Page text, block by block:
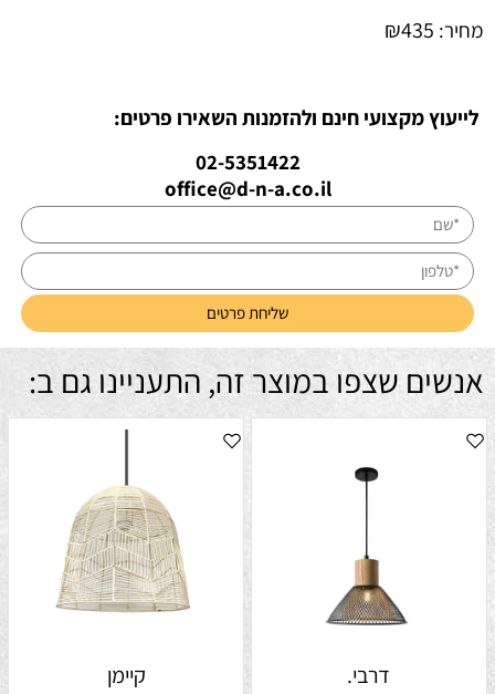
מחיר:
₪435
לייעוץ מקצועי חינם ולהזמנות השאירו פרטים:
02-5351422
office@d-n-a.co.il
אנשים שצפו במוצר זה, התעניינו גם ב:
דרבי. קיימן